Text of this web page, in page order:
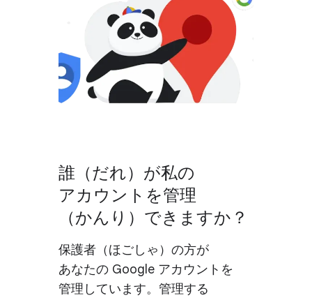
誰​（だれ）が​私の​
アカウントを​管理​
（かんり）​できますか？
保護者​（ほごしゃ）の​方が​
あなたの Google アカウントを​
管理しています。​管理する​